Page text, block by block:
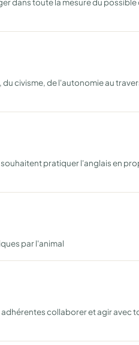
dans toute la mesure du
civisme, de l'autonomie au
pratiquer l'anglais en
par l'animal
collaborer et agir avec